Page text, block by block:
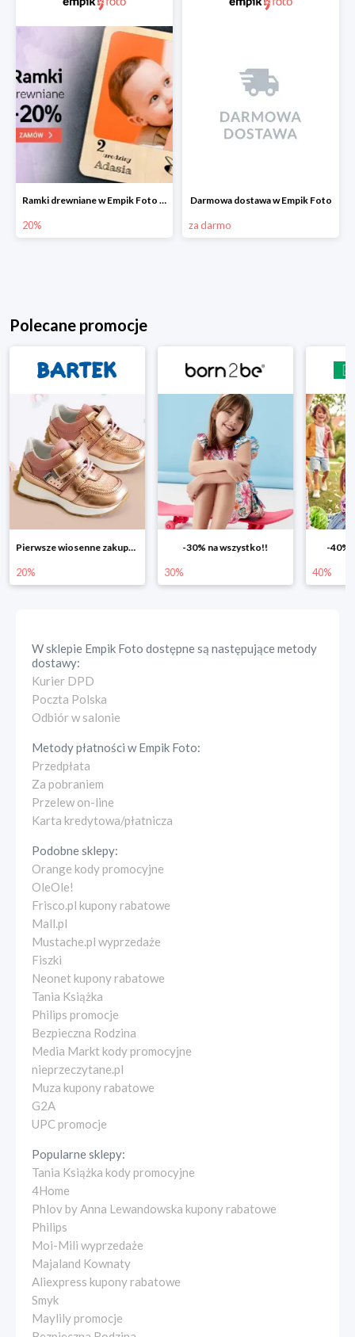
Ramki drewniane w Empik Foto do -20%
20%
Darmowa dostawa w Empik Foto
za darmo
Polecane promocje
Pierwsze wiosenne zakupy -20%
20%
-30% na wszystko!!
30%
-40%
40%
W sklepie Empik Foto dostępne są następujące metody
dostawy:
Kurier DPD
Poczta Polska
Odbiór w salonie
Metody płatności wEmpik Foto:
Przedpłata
Za pobraniem
Przelew on-line
Karta kredytowa/płatnicza
Podobne sklepy:
Orange kody promocyjne
OleOle!
Frisco.pl kupony rabatowe
Mall.pl
Mustache.pl wyprzedaże
Fiszki
Neonet kupony rabatowe
Tania Książka
Philips promocje
Bezpieczna Rodzina
Media Markt kody promocyjne
nieprzeczytane.pl
Muza kupony rabatowe
G2A
UPC promocje
Popularne sklepy:
Tania Książka kody promocyjne
4Home
Phlov by Anna Lewandowska kupony rabatowe
Philips
Moi-Mili wyprzedaże
Majaland Kownaty
Aliexpress kupony rabatowe
Smyk
Maylily promocje